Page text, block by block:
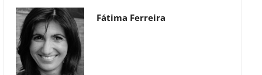
Fátima Ferreira